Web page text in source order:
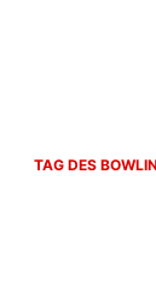
TAG DES